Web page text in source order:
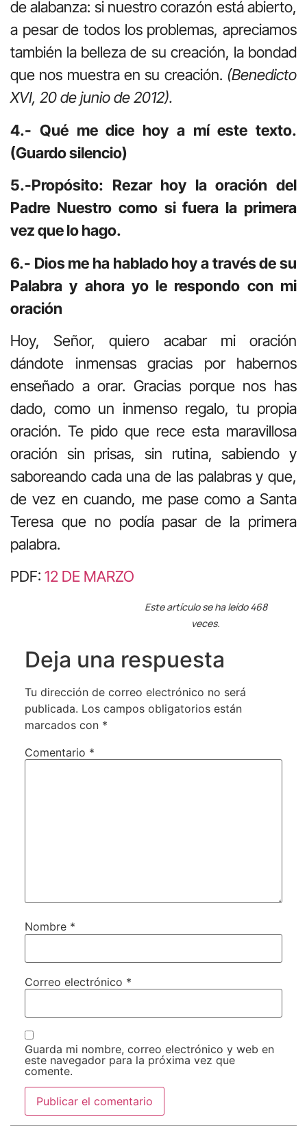
de alabanza: si nuestro corazón está abierto,
a pesar de todos los problemas, apreciamos
también la belleza de su creación, la bondad
que nos muestra en su creación. (Benedicto
XVI, 20 de junio de 2012).
4.- Qué me dice hoy a mí este texto.
(Guardo silencio)
5.-Propósito: Rezar hoy la oración del
Padre Nuestro como si fuera la primera
vez que lo hago.
6.- Dios me ha hablado hoy a través de su
Palabra y ahora yo le respondo con mi
oración
Hoy, Señor, quiero acabar mi oración
dándote inmensas gracias por habernos
enseñado a orar. Gracias porque nos has
dado, como un inmenso regalo, tu propia
oración. Te pido que rece esta maravillosa
oración sin prisas, sin rutina, sabiendo y
saboreando cada una de las palabras y que,
de vez en cuando, me pase como a Santa
Teresa que no podía pasar de la primera
palabra.
PDF: 12 DE MARZO
Este artículo se ha leído 468
veces.
Deja una respuesta
Tu dirección de correo electrónico no será
publicada. Los campos obligatorios están
marcados con *
Comentario *
Nombre *
Correo electrónico *
Guarda mi nombre, correo electrónico y web en
este navegador para la próxima vez que
comente.